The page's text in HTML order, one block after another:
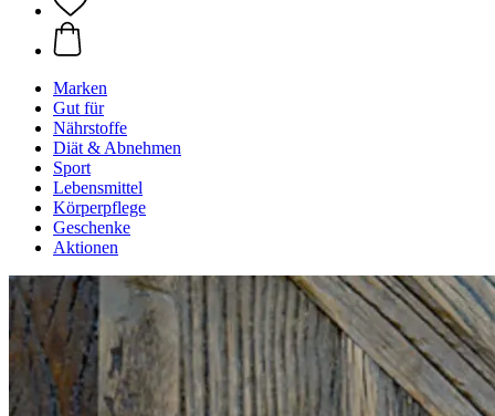
Marken
Gut für
Nährstoffe
Diät & Abnehmen
Sport
Lebensmittel
Körperpflege
Geschenke
Aktionen